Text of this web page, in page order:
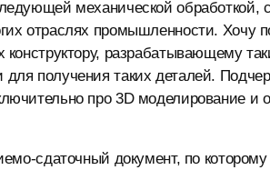
механической обработкой,
отраслях промышленности. Хочу
разрабатывающему
получения таких деталей.
про 3D моделирование и
сдаточный документ, по